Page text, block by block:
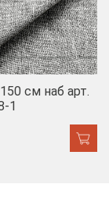
см наб арт.
1